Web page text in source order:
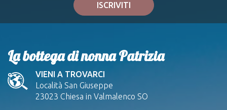
ISCRIVITI
La bottega di nonna Patrizia
VIENI A TROVARCI
Località San Giuseppe
23023 Chiesa in Valmalenco SO